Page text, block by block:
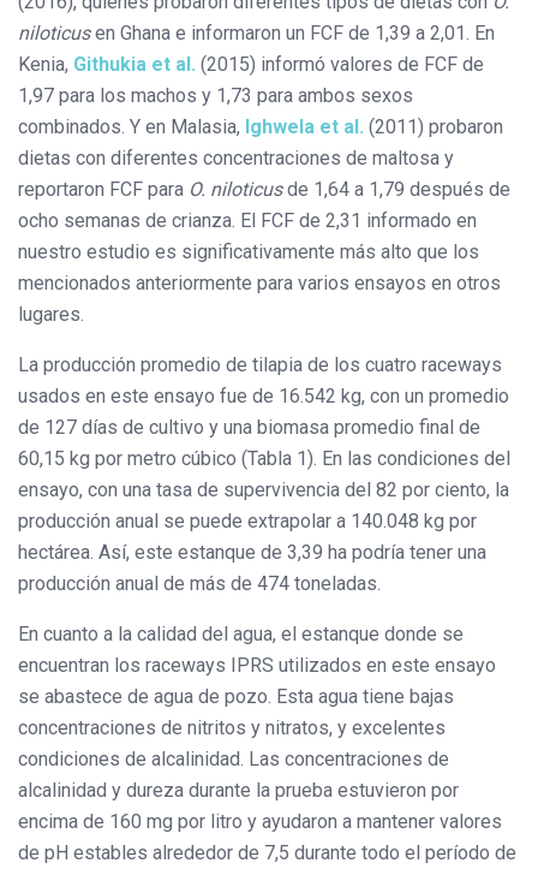
niloticusen Ghana e informaron un FCF de 1,39 a 2,01. En
Kenia, Githukia et al. (2015) informó valores de FCF de
1,97 para los machos y 1,73 para ambos sexos
combinados. Y en Malasia, Ighwela et al. (2011) probaron
dietas con diferentes concentraciones de maltosa y
reportaron FCF para O. niloticusde 1,64 a 1,79 después de
ocho semanas de crianza. El FCF de 2,31 informado en
nuestro estudio es significativamente más alto que los
mencionados anteriormente para varios ensayos en otros
lugares.
La producción promedio de tilapia de los cuatro raceways
usados ​​en este ensayo fue de 16.542 kg, con un promedio
de 127 días de cultivo y una biomasa promedio final de
60,15 kg por metro cúbico (Tabla 1). En las condiciones del
ensayo, con una tasa de supervivencia del 82 por ciento, la
producción anual se puede extrapolar a 140.048 kg por
hectárea. Así, este estanque de 3,39 ha podría tener una
producción anual de más de 474 toneladas.
En cuanto a la calidad del agua, el estanque donde se
encuentran los raceways IPRS utilizados en este ensayo
se abastece de agua de pozo. Esta agua tiene bajas
concentraciones de nitritos y nitratos, y excelentes
condiciones de alcalinidad. Las concentraciones de
alcalinidad y dureza durante la prueba estuvieron por
encima de 160 mg por litro y ayudaron a mantener valores
de pH estables alrededor de 7,5 durante todo el período de